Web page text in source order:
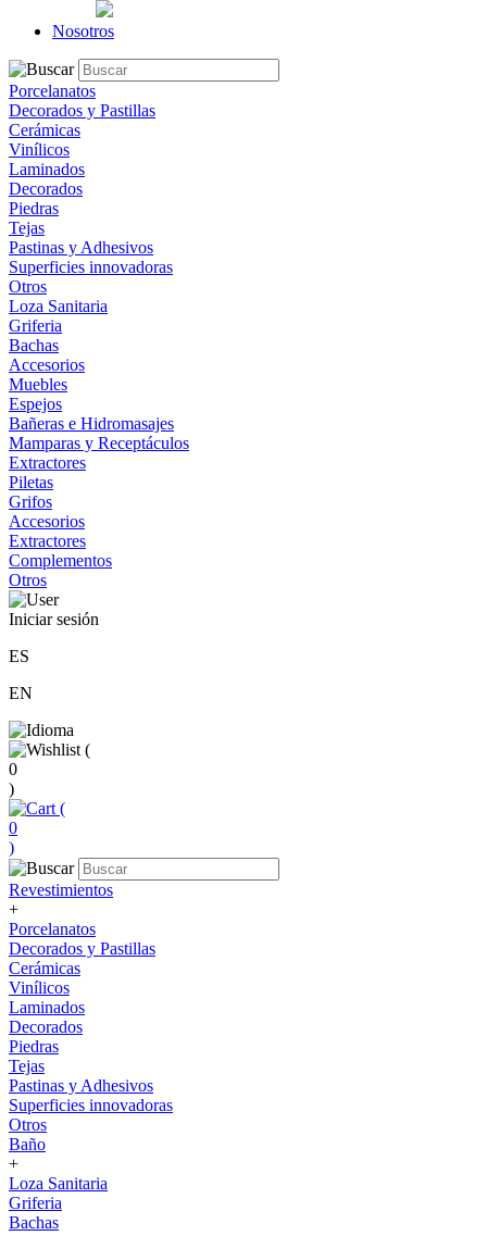
Nosotros
Porcelanatos
Decorados y Pastillas
Cerámicas
Vinílicos
Laminados
Decorados
Piedras
Tejas
Pastinas y Adhesivos
Superficies innovadoras
Otros
Loza Sanitaria
Griferia
Bachas
Accesorios
Muebles
Espejos
Bañeras e Hidromasajes
Mamparas y Receptáculos
Extractores
Piletas
Grifos
Accesorios
Extractores
Complementos
Otros
Iniciar sesión
ES
EN
(
0
)
(
0
)
Revestimientos
+
Porcelanatos
Decorados y Pastillas
Cerámicas
Vinílicos
Laminados
Decorados
Piedras
Tejas
Pastinas y Adhesivos
Superficies innovadoras
Otros
Baño
+
Loza Sanitaria
Griferia
Bachas